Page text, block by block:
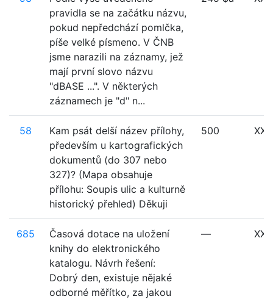
pravidla se na začátku názvu,
pokud nepředchází pomlčka,
píše velké písmeno. V ČNB
jsme narazili na záznamy, jež
mají první slovo názvu
"dBASE ...". V některých
záznamech je "d" n...
58
Kam psát delší název přílohy,
především u kartografických
dokumentů (do 307 nebo
327)? (Mapa obsahuje
přílohu: Soupis ulic a kulturně
historický přehled) Děkuji
500 XXX
685
Časová dotace na uložení
knihy do elektronického
katalogu. Návrh řešení:
Dobrý den, existuje nějaké
odborné měřítko, za jakou
— XXX